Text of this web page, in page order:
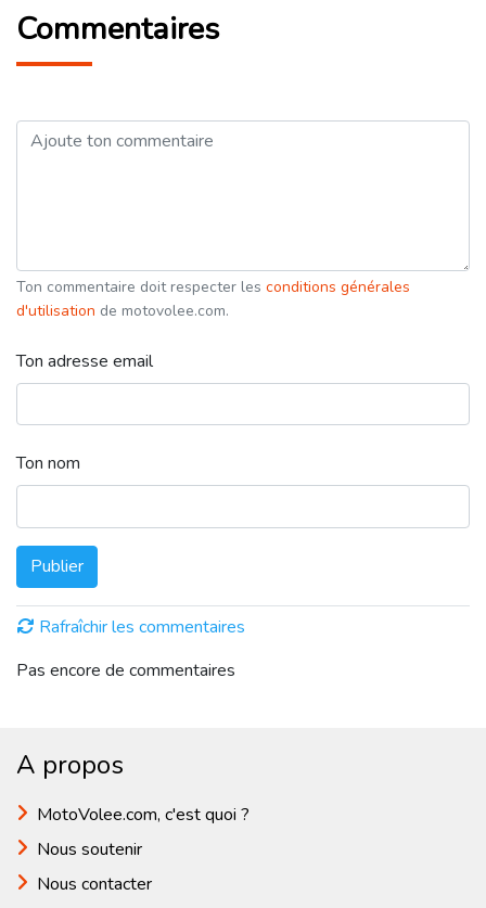
Commentaires
Ton commentaire doit respecter les conditions générales
d'utilisation de motovolee.com.
Ton adresse email
Ton nom
Publier
Rafraîchir les commentaires
Pas encore de commentaires
A propos
MotoVolee.com, c'est quoi ?
Nous soutenir
Nous contacter